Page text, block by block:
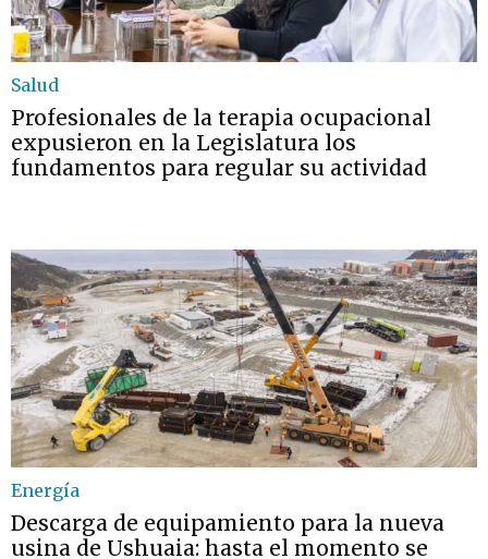
Salud
Profesionales de la terapia ocupacional
expusieron en la Legislatura los
fundamentos para regular su actividad
Energía
Descarga de equipamiento para la nueva
usina de Ushuaia: hasta el momento se